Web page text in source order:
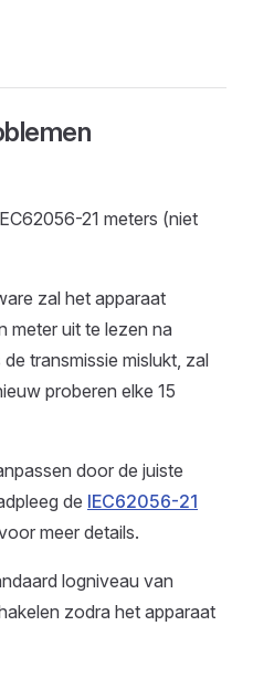
21 meters (niet
zal het apparaat
meter uit te lezen na
transmissie mislukt, zal
proberen elke 15
door de juiste
de IEC62056-21
meer details.
logniveau van
zodra het apparaat